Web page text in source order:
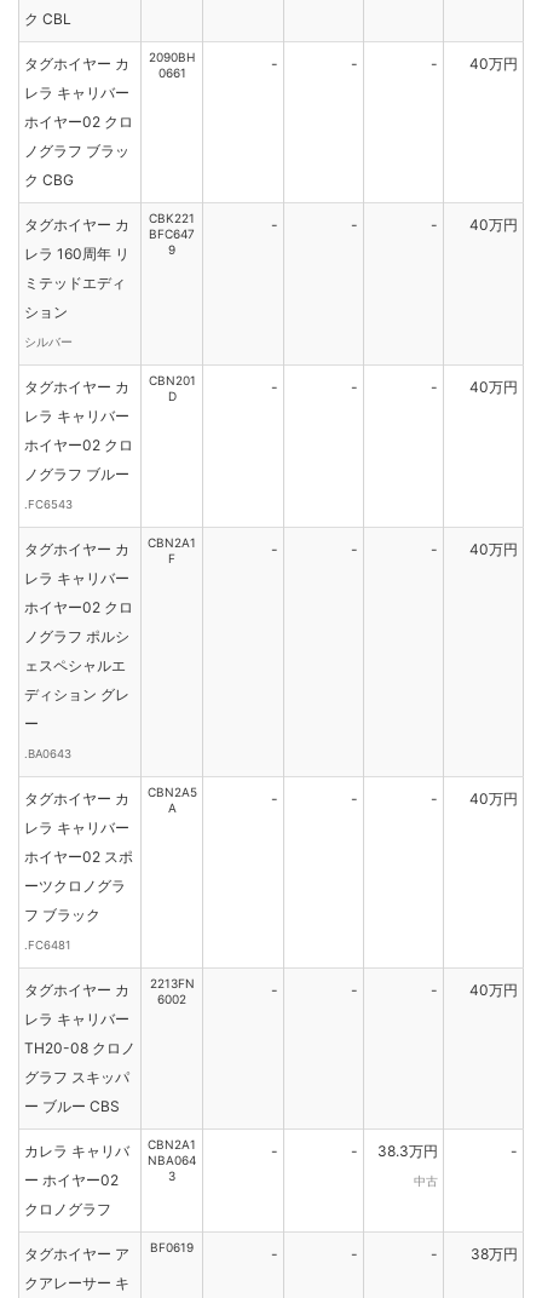
ク CBL
タグホイヤー カ
レラ キャリバー
ホイヤー02 クロ
ノグラフ ブラッ
ク CBG
2090BH
0661
- - - 40万円
タグホイヤー カ
レラ 160周年 リ
ミテッドエディ
ション
シルバー
CBK221
BFC647
9
- - - 40万円
タグホイヤー カ
レラ キャリバー
ホイヤー02 クロ
ノグラフ ブルー
.FC6543
CBN201
D
- - - 40万円
タグホイヤー カ
レラ キャリバー
ホイヤー02 クロ
ノグラフ ポルシ
ェスペシャルエ
ディション グレ
ー
.BA0643
CBN2A1
F
- - - 40万円
タグホイヤー カ
レラ キャリバー
ホイヤー02 スポ
ーツクロノグラ
フ ブラック
.FC6481
CBN2A5
A
- - - 40万円
タグホイヤー カ
レラ キャリバー
TH20-08 クロノ
グラフ スキッパ
ー ブルー CBS
2213FN
6002
- - - 40万円
カレラ キャリバ
ー ホイヤー02
クロノグラフ
CBN2A1
NBA064
3
- - 38.3万円
中古
-
タグホイヤー ア
クアレーサー キ
BF0619 - - - 38万円